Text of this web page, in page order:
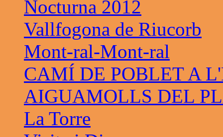
Nocturna 2012
Vallfogona de Riucorb
Mont-ral-Mont-ral
CAMÍ DE POBLET A
AIGUAMOLLS DEL
La Torre